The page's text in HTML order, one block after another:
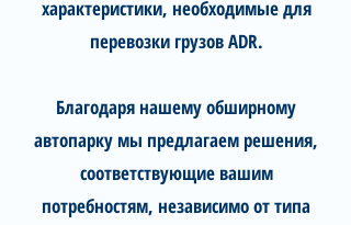
характеристики, необходимые для
перевозки грузов ADR.
Благодаря нашему обширному
автопарку мы предлагаем решения,
соответствующие вашим
потребностям, независимо от типа